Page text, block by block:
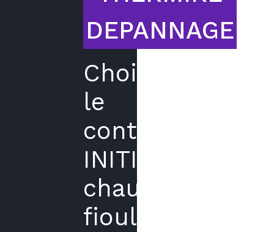
DEPANNAGE
Choisir
le
contrat
INITIAL
chaudière
fioul